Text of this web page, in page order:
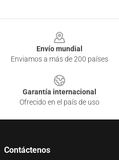
Envío mundial
Enviamos a más de 200 países
Garantía internacional
Ofrecido en el país de uso
Contáctenos